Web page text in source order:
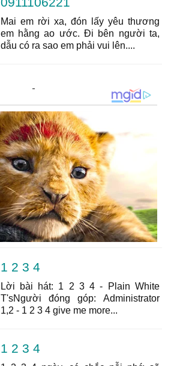
Mai em rời xa, đón lấy yêu thương
em hằng ao ước. Đi bên người ta,
dẫu có ra sao em phải vui lên....
1 2 3 4
Lời bài hát: 1 2 3 4 - Plain White
T'sNgười đóng góp: Administrator
1,2 - 1 2 3 4 give me more...
1 2 3 4